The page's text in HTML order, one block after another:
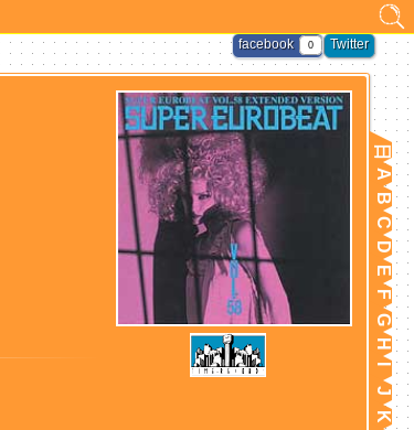
Twitter
facebook 0
日
A
B
C
D
E
F
G
H
I
J
K